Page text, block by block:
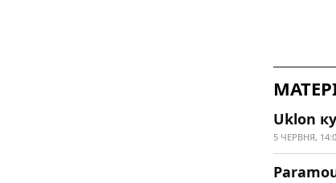
Uklon
5 ЧЕРВНЯ,